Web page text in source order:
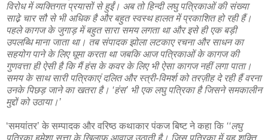
विरोध में व्यक्तिगत प्रयासों से हुईं। अब तो हिन्दी लघु पत्रिकाओं की संख्या
साढे़ चार सौ से भी अधिक है और बहुत स्वस्थ हालत में प्रकाशित हो रही हैं।
पहले कागज के जुगाड़ में बहुत सारा समय लगता था और इसे ही एक बड़ी
उपलब्धि माना जाता था। तब संपादक झोला लटकाए रचना और साधन का
सहयोग पाने के लिए घूमा करता था जबकि आज पत्रिकाओं के कागज की
गुणवत्ता ही ऐसी है कि मैं हंस के कवर के लिए भी ऐसा कागज नहीं लगा पाता।
समय के साथ सारी पत्रिकाएं दलित और स्त्री-विमर्श को तरज़ीह दे रही हैं वरना
उनके पिछड़ जाने का खतरा है। ‘हंस’ भी एक लघु पत्रिका है जिसने समकालीन
मुद्दों को उठाया।’
‘समयांतर’ के सम्पादक और वरिष्ठ कथाकार पंकज बिष्ट ने कहा कि ‘‘लघु
पत्रिका हमेशा सत्ता के खिलाफ़ आवाज़ उठाती है। जिस पत्रिका में यह शक्ति